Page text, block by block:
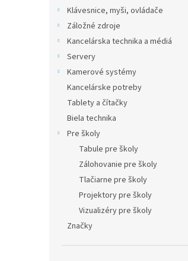
Klávesnice, myši, ovládače
Záložné zdroje
Kancelárska technika a médiá
Servery
Kamerové systémy
Kancelárske potreby
Tablety a čítačky
Biela technika
Pre školy
Tabule pre školy
Zálohovanie pre školy
Tlačiarne pre školy
Projektory pre školy
Vizualizéry pre školy
Značky